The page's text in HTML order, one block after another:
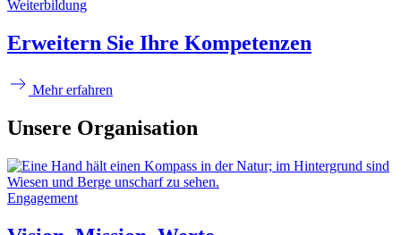
Weiterbildung
Erweitern Sie Ihre Kompetenzen
Mehr erfahren
Unsere Organisation
Engagement